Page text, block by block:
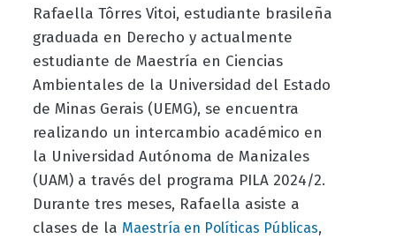
Rafaella Tôrres Vitoi, estudiante brasileña
graduada en Derecho y actualmente
estudiante de Maestría en Ciencias
Ambientales de la Universidad del Estado
de Minas Gerais (UEMG), se encuentra
realizando un intercambio académico en
la Universidad Autónoma de Manizales
(UAM) a través del programa PILA 2024/2.
Durante tres meses, Rafaella asiste a
clases de la Maestría en Políticas Públicas,